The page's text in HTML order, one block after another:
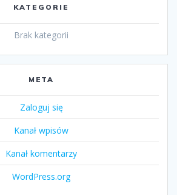
KATEGORIE
Brak kategorii
META
Zaloguj się
Kanał wpisów
Kanał komentarzy
WordPress.org